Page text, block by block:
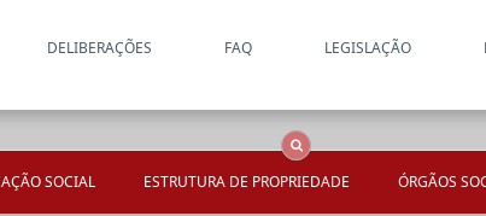
DELIBERAÇÕES FAQ LEGISLAÇÃO
SOCIAL ESTRUTURA DE PROPRIEDADE ÓRGÃOS